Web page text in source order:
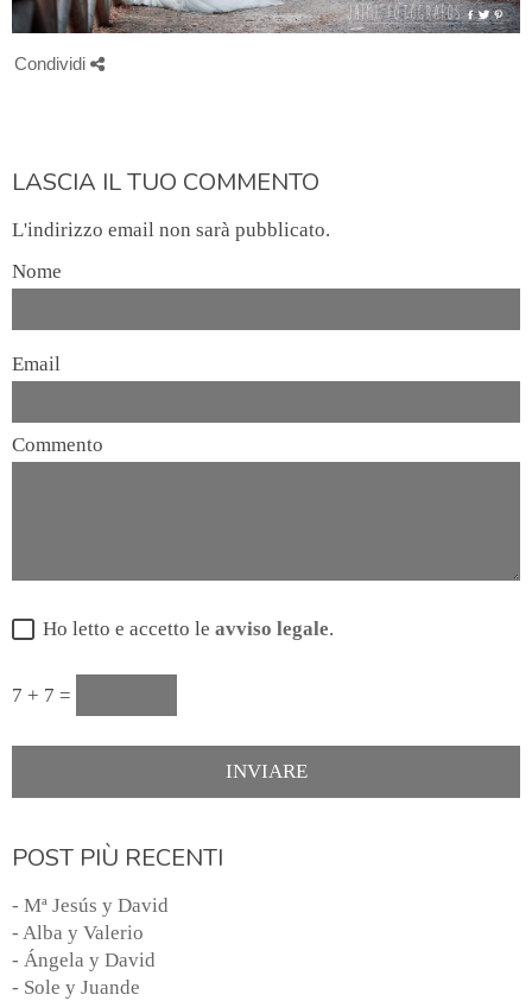
Condividi
LASCIA IL TUO COMMENTO
L'indirizzo email non sarà pubblicato.
Nome
Email
Commento
Ho letto e accetto le avviso legale.
7 + 7 =
POST PIÙ RECENTI
- Mª Jesús y David
- Alba y Valerio
- Ángela y David
- Sole y Juande